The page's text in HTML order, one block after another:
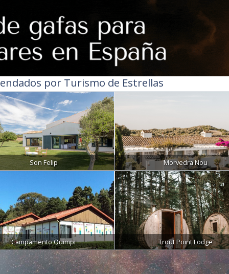
por Turismo de Estrellas
Son Felip Morvedra Nou
Campamento Quimpi Trout Point Lodge